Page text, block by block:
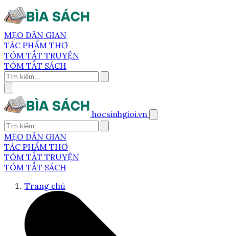
MẸO DÂN GIAN
TÁC PHẨM THƠ
TÓM TẮT TRUYỆN
TÓM TẮT SÁCH
hocsinhgioi.vn
MẸO DÂN GIAN
TÁC PHẨM THƠ
TÓM TẮT TRUYỆN
TÓM TẮT SÁCH
Trang chủ